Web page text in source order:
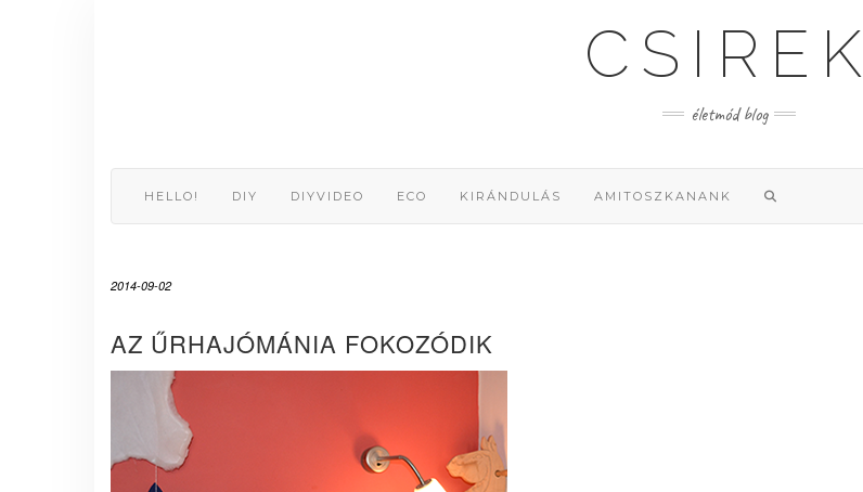
CSIREK
életmód blog
HELLO! DIY DIYVIDEO ECO KIRÁNDULÁS AMITOSZKANANK
2014-09-02
AZ ŰRHAJÓMÁNIA FOKOZÓDIK